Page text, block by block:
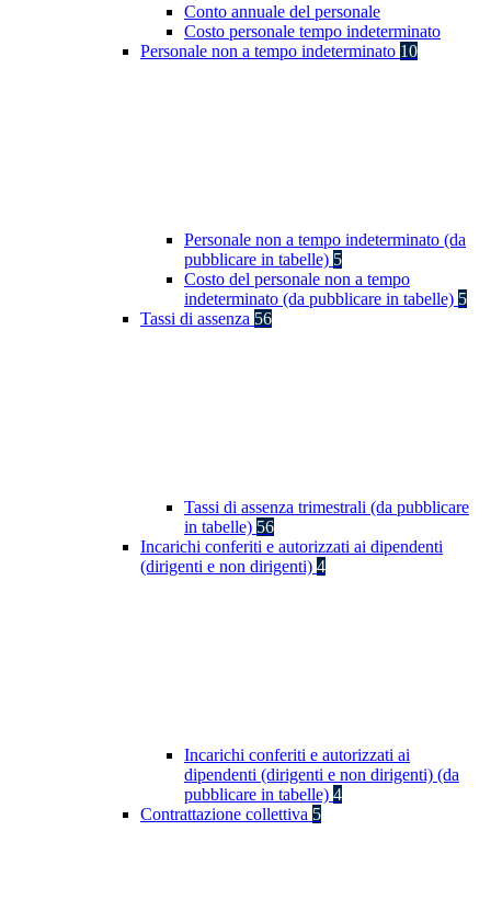
Conto annuale del personale
Costo personale tempo indeterminato
Personale non a tempo indeterminato 10
Personale non a tempo indeterminato (da
pubblicare in tabelle) 5
Costo del personale non a tempo
indeterminato (da pubblicare in tabelle) 5
Tassi di assenza 56
Tassi di assenza trimestrali (da pubblicare
in tabelle) 56
Incarichi conferiti e autorizzati ai dipendenti
(dirigenti e non dirigenti) 4
Incarichi conferiti e autorizzati ai
dipendenti (dirigenti e non dirigenti) (da
pubblicare in tabelle) 4
Contrattazione collettiva 5